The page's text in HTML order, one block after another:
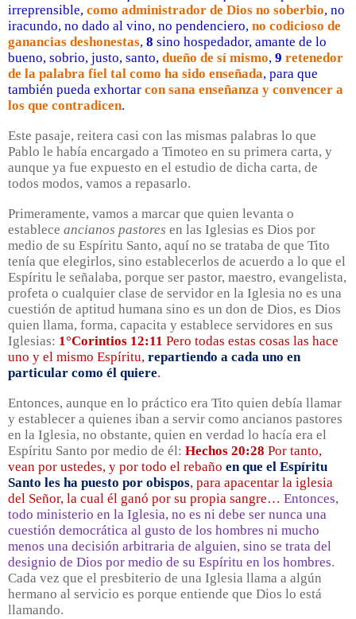
irreprensible, como administrador de Dios no soberbio, no
iracundo, no dado al vino, no pendenciero, no codicioso de
ganancias deshonestas, 8 sino hospedador, amante de lo
bueno, sobrio, justo, santo, dueño de sí mismo, 9 retenedor
de la palabra fiel tal como ha sido enseñada, para que
también pueda exhortar con sana enseñanza y convencer a
los que contradicen.
Este pasaje, reitera casi con las mismas palabras lo que
Pablo le había encargado a Timoteo en su primera carta, y
aunque ya fue expuesto en el estudio de dicha carta, de
todos modos, vamos a repasarlo.
Primeramente, vamos a marcar que quien levanta o
establece ancianos pastores en las Iglesias es Dios por
medio de su Espíritu Santo, aquí no se trataba de que Tito
tenía que elegirlos, sino establecerlos de acuerdo a lo que el
Espíritu le señalaba, porque ser pastor, maestro, evangelista,
profeta o cualquier clase de servidor en la Iglesia no es una
cuestión de aptitud humana sino es un don de Dios, es Dios
quien llama, forma, capacita y establece servidores en sus
Iglesias: 1°Corintios 12:11 Pero todas estas cosas las hace
uno y el mismo Espíritu, repartiendo a cada uno en
particular como él quiere.
Entonces, aunque en lo práctico era Tito quien debía llamar
y establecer a quienes iban a servir como ancianos pastores
en la Iglesia, no obstante, quien en verdad lo hacía era el
Espíritu Santo por medio de él: Hechos 20:28 Por tanto,
vean por ustedes, y por todo el rebaño en que el Espíritu
Santo les ha puesto por obispos, para apacentar la iglesia
del Señor, la cual él ganó por su propia sangre… Entonces,
todo ministerio en la Iglesia, no es ni debe ser nunca una
cuestión democrática al gusto de los hombres ni mucho
menos una decisión arbitraria de alguien, sino se trata del
designio de Dios por medio de su Espíritu en los hombres.
Cada vez que el presbiterio de una Iglesia llama a algún
hermano al servicio es porque entiende que Dios lo está
llamando.